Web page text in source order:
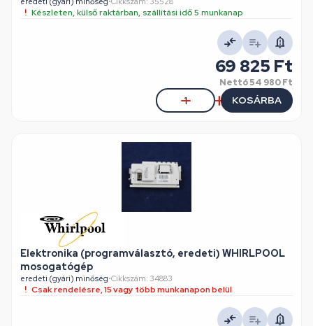
Készleten, külső raktárban, szállítási idő 5 munkanap
69 825 Ft
Nettó54 980 Ft
KOSÁRBA
Elektronika (programválasztó, eredeti) WHIRLPOOL
mosogatógép
eredeti (gyári) minőség•Cikkszám: 34883
Csak rendelésre, 15 vagy több munkanapon belül